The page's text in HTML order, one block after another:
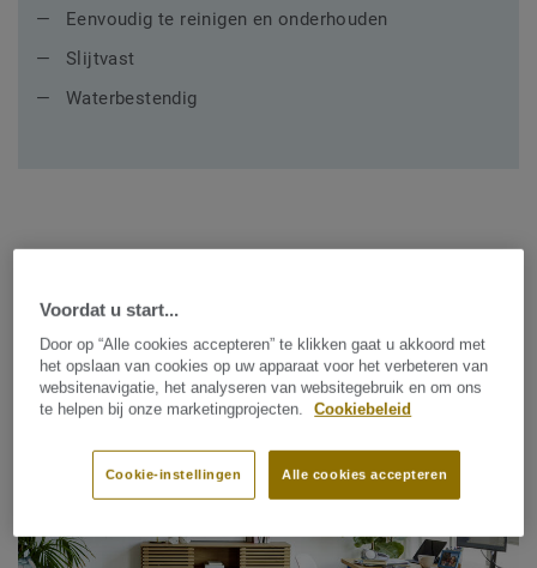
Eenvoudig te reinigen en onderhouden
Slijtvast
Waterbestendig
Keuken
Voordat u start...
Door op “Alle cookies accepteren” te klikken gaat u akkoord met
het opslaan van cookies op uw apparaat voor het verbeteren van
websitenavigatie, het analyseren van websitegebruik en om ons
te helpen bij onze marketingprojecten.
Cookiebeleid
Alle cookies accepteren
Cookie-instellingen